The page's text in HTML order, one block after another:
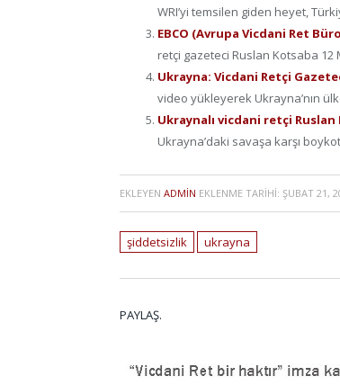
WRI’yi temsilen giden heyet,
EBCO (Avrupa Vicdani Ret
retçi gazeteci Ruslan Kotsaba 12
Ukrayna: Vicdani Retçi
video yükleyerek Ukrayna’nın
Ukraynalı vicdani retçi
Ukrayna’daki savaşa karşı
EKLEYEN ADMIN EKLENME TARIHI: ŞUBAT 21,
şiddetsizlik ukrayna
PAYLAŞ.